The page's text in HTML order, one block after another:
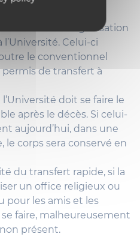
toutes les
à l’organisation
Celui-ci
le conventionnel
de transfert à
doit se faire le
après le décès. Si celui-
aujourd’hui, dans une
corps sera conservé en
du transfert rapide, si la
un office religieux ou
pour les amis et les
faire, malheureusement
présent.